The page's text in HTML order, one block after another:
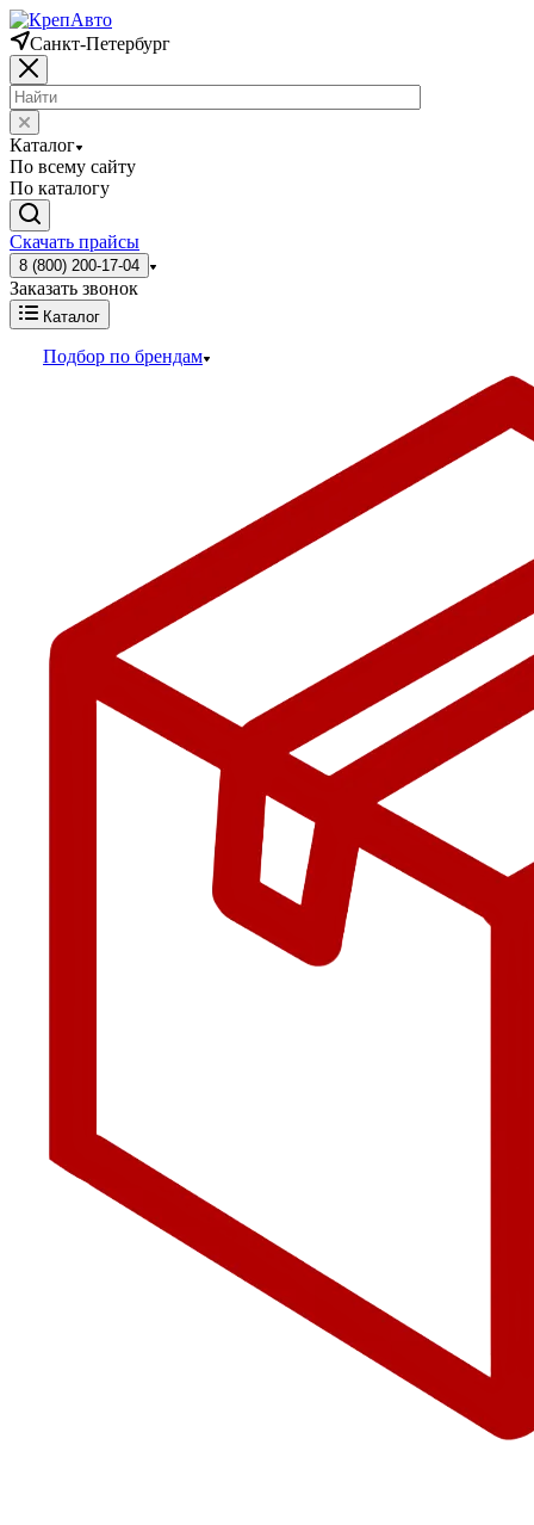
Санкт-Петербург
Каталог
По всему сайту
По каталогу
Скачать прайсы
8 (800) 200-17-04
Заказать звонок
Каталог
Подбор по брендам